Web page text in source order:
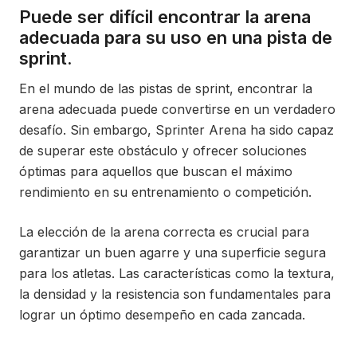
Puede ser difícil encontrar la arena
adecuada para su uso en una pista de
sprint.
En el mundo de las pistas de sprint, encontrar la
arena adecuada puede convertirse en un verdadero
desafío. Sin embargo, Sprinter Arena ha sido capaz
de superar este obstáculo y ofrecer soluciones
óptimas para aquellos que buscan el máximo
rendimiento en su entrenamiento o competición.
La elección de la arena correcta es crucial para
garantizar un buen agarre y una superficie segura
para los atletas. Las características como la textura,
la densidad y la resistencia son fundamentales para
lograr un óptimo desempeño en cada zancada.